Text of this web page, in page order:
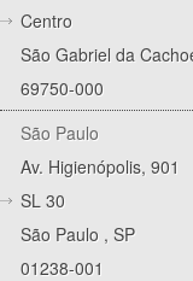
Centro
São Gabriel da
69750-000
São Paulo
Av. Higienópolis, 901
SL 30
São Paulo , SP
01238-001